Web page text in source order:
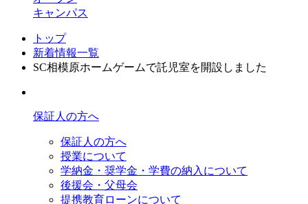
キャンパス
トップ
新着情報一覧
SC相模原ホームゲームで託児室を開設しました
保証人の方へ
保証人の方へ
授業について
学納金・奨学金・学費の納入について
後援会・父母会
提携教育ローンについて